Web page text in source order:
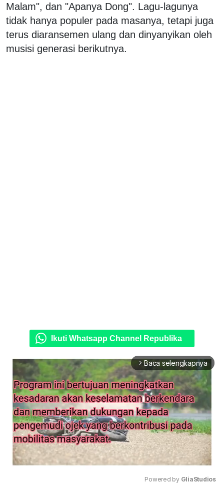
Malam", dan "Apanya Dong". Lagu-lagunya
tidak hanya populer pada masanya, tetapi juga
terus diaransemen ulang dan dinyanyikan oleh
musisi generasi berikutnya.
Ikuti Whatsapp Channel Republika
arrow_forward_ios Baca selengkapnya
Powered by GliaStudios